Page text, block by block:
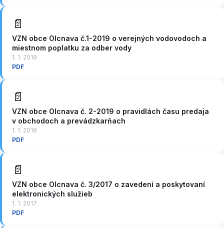
📄
VZN obce Olcnava č.1-2019 o verejných vodovodoch a
miestnom poplatku za odber vody
1. 1. 2019
PDF
📄
VZN obce Olcnava č. 2-2019 o pravidlách času predaja
v obchodoch a prevádzkarňach
1. 1. 2019
PDF
📄
VZN obce Olcnava č. 3/2017 o zavedení a poskytovaní
elektronických služieb
1. 1. 2017
PDF